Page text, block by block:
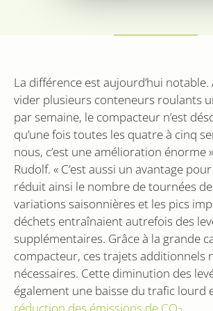
La différence est aujourd’hui
vider plusieurs conteneurs roulants
par semaine, le compacteur n’est
qu’une fois toutes les quatre à cinq
nous, c’est une amélioration énorme
Rudolf. « C’est aussi un avantage
réduit ainsi le nombre de tournées de
variations saisonnières et les pics
déchets entraînaient autrefois des
supplémentaires. Grâce à la grande
compacteur, ces trajets additionnels
nécessaires. Cette diminution des
également une baisse du trafic lourd
_ga
Google LLC
.sidcon.nl
1
Google LLC
.doubleclick.net
test_cookie
Google LLC
.doubleclick.net